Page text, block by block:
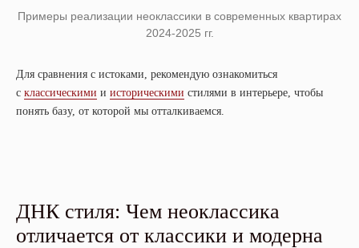
Примеры реализации неоклассики в современных квартирах
2024-2025 гг.
Для сравнения с истоками, рекомендую ознакомиться
с классическими и историческими стилями в интерьере, чтобы
понять базу, от которой мы отталкиваемся.
ДНК стиля: Чем неоклассика
отличается от классики и модерна